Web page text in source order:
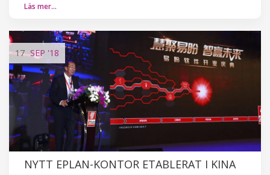
Läs mer…
17 SEP '18
NYTT EPLAN-KONTOR ETABLERAT I KINA